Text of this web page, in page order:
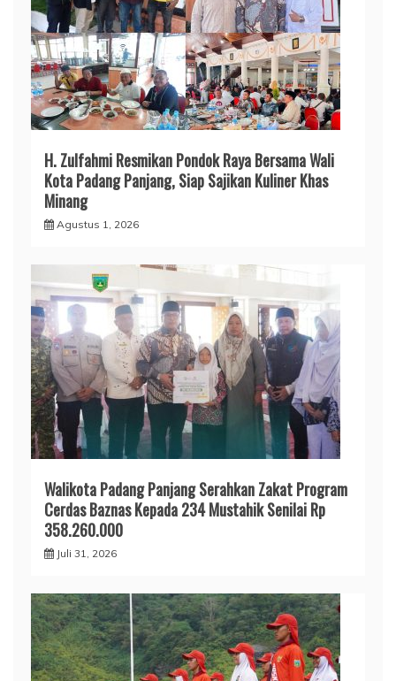
H. Zulfahmi Resmikan Pondok Raya Bersama Wali
Kota Padang Panjang, Siap Sajikan Kuliner Khas
Minang
Agustus 1, 2026
Walikota Padang Panjang Serahkan Zakat Program
Cerdas Baznas Kepada 234 Mustahik Senilai Rp
358.260.000
Juli 31, 2026